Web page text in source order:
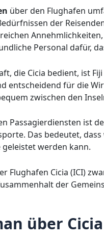
über den Flughafen
der
Personal dafür,
die Cicia bedient, ist
entscheidend für die
zwischen den
Passagierdiensten ist
Das bedeutet,
werden kann.
Flughafen Cicia (ICI)
der
über